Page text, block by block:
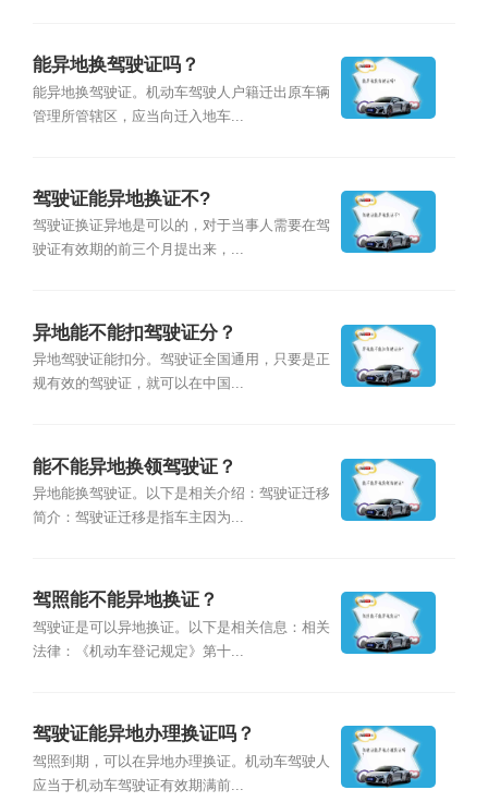
能异地换驾驶证吗？
能异地换驾驶证。机动车驾驶人户籍迁出原车辆
管理所管辖区，应当向迁入地车...
驾驶证能异地换证不?
驾驶证换证异地是可以的，对于当事人需要在驾
驶证有效期的前三个月提出来，...
异地能不能扣驾驶证分？
异地驾驶证能扣分。驾驶证全国通用，只要是正
规有效的驾驶证，就可以在中国...
能不能异地换领驾驶证？
异地能换驾驶证。以下是相关介绍：驾驶证迁移
简介：驾驶证迁移是指车主因为...
驾照能不能异地换证？
驾驶证是可以异地换证。以下是相关信息：相关
法律：《机动车登记规定》第十...
驾驶证能异地办理换证吗？
驾照到期，可以在异地办理换证。机动车驾驶人
应当于机动车驾驶证有效期满前...